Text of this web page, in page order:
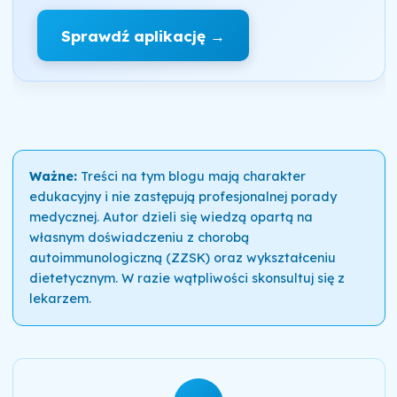
Sprawdź aplikację →
Ważne:Treści na tym blogu mają charakter
edukacyjny i nie zastępują profesjonalnej porady
medycznej. Autor dzieli się wiedzą opartą na
własnym doświadczeniu z chorobą
autoimmunologiczną (ZZSK) oraz wykształceniu
dietetycznym. W razie wątpliwości skonsultuj się z
lekarzem.